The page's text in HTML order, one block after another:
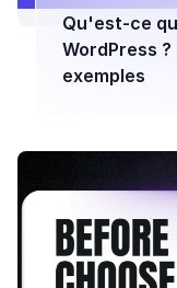
Qu'est-ce
WordPress
exemples